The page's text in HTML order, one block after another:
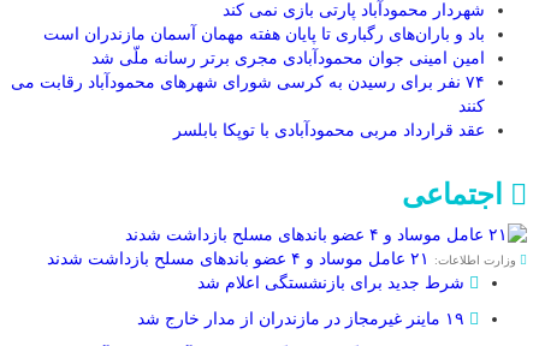
شهردار محمودآباد پارتی بازی نمی کند
باد و باران‌های رگباری تا پایان هفته مهمان آسمان مازندران است
امین امینی جوان محمودآبادی مجری برتر رسانه ملّی شد
۷۴ نفر برای رسیدن به کرسی شورای شهرهای محمودآباد رقابت می
کنند
عقد قرارداد مربی محمودآبادی با توپکا بابلسر
اجتماعی
وزارت اطلاعات:
۲۱ عامل موساد و ۴ عضو باند‌های مسلح بازداشت شدند
شرط جدید برای بازنشستگی اعلام شد